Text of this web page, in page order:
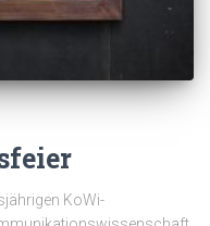
KoWi-